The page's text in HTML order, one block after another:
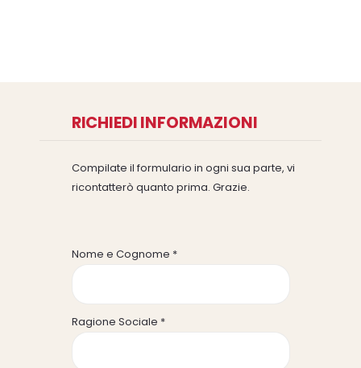
RICHIEDI INFORMAZIONI
Compilate il formulario in ogni sua parte, vi
ricontatterò quanto prima. Grazie.
Nome e Cognome *
Ragione Sociale *